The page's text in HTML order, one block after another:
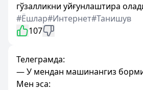
гўзалликни уйғунлаштира
#Ёшлар#Интернет#Танишув
107
Телеграмда:
— У мендан машинангиз
Мен эса: